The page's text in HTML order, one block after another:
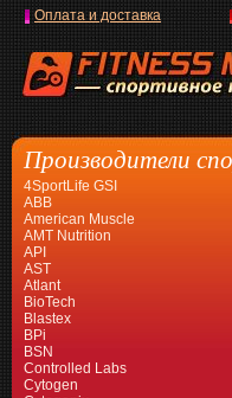
Оплата и доставка
Производители
4SportLife GSI
ABB
American Muscle
AMT Nutrition
API
AST
Atlant
BioTech
Blastex
BPi
BSN
Controlled Labs
Cytogen